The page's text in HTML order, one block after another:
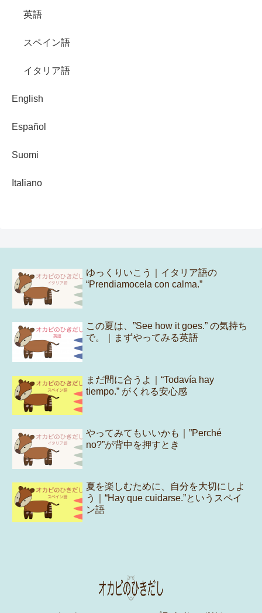
英語
スペイン語
イタリア語
English
Español
Suomi
Italiano
ゆっくりいこう｜イタリア語の
“Prendiamocela con calma.”
この夏は、”See how it goes.” の気持ち
で。｜まずやってみる英語
まだ間に合うよ｜“Todavía hay
tiempo.” がくれる安心感
やってみてもいいかも｜”Perché
no?”が背中を押すとき
夏を楽しむために、自分を大切にしよ
う｜“Hay que cuidarse.”というスペイ
ン語